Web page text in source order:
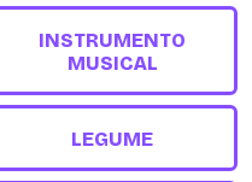
INSTRUMENTO
MUSICAL
LEGUME